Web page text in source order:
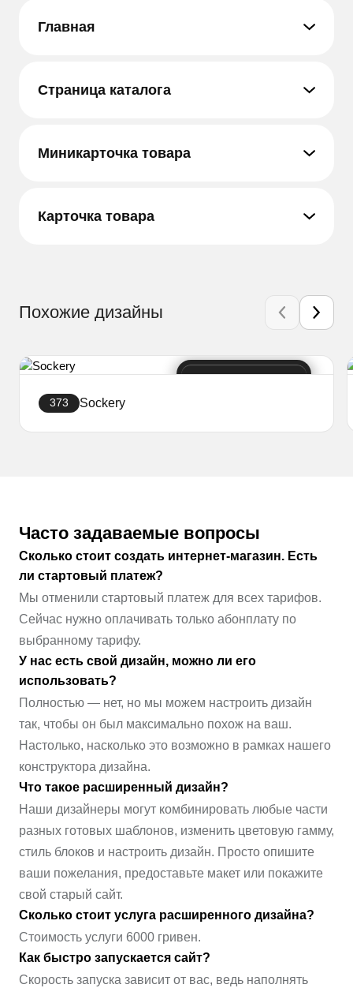
Главная
Страница каталога
Миникарточка товара
Карточка товара
Похожие дизайны
373 Sockery
Часто задаваемые вопросы
Сколько стоит создать интернет-магазин. Есть
ли стартовый платеж?
Мы отменили стартовый платеж для всех тарифов.
Сейчас нужно оплачивать только абонплату по
выбранному тарифу.
У нас есть свой дизайн, можно ли его
использовать?
Полностью — нет, но мы можем настроить дизайн
так, чтобы он был максимально похож на ваш.
Настолько, насколько это возможно в рамках нашего
конструктора дизайна.
Что такое расширенный дизайн?
Наши дизайнеры могут комбинировать любые части
разных готовых шаблонов, изменить цветовую гамму,
стиль блоков и настроить дизайн. Просто опишите
ваши пожелания, предоставьте макет или покажите
свой старый сайт.
Сколько стоит услуга расширенного дизайна?
Стоимость услуги 6000 гривен.
Как быстро запускается сайт?
Скорость запуска зависит от вас, ведь наполнять